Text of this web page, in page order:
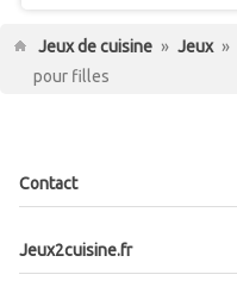
Jeux de cuisine » Jeux »
pour filles
Contact
Jeux2cuisine.fr